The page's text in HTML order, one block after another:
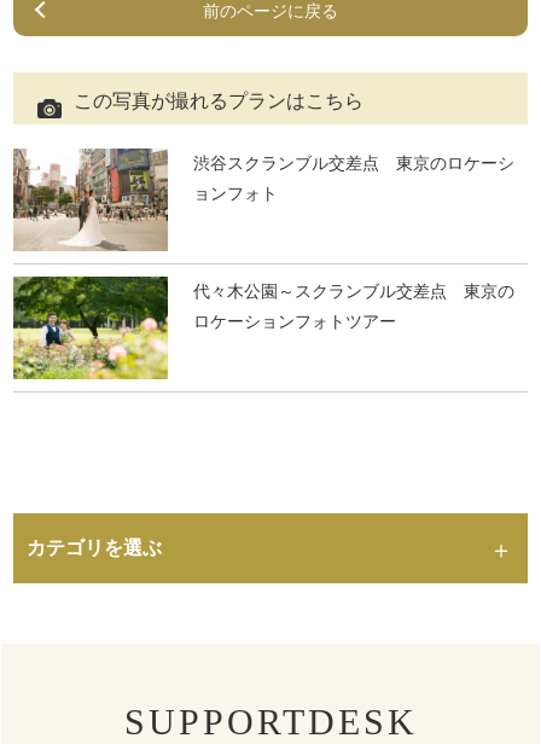
前のページに戻る
この写真が撮れるプランはこちら
渋谷スクランブル交差点 東京のロケーシ
ョンフォト
代々木公園～スクランブル交差点 東京の
ロケーションフォトツアー
カテゴリを選ぶ
SUPPORTDESK